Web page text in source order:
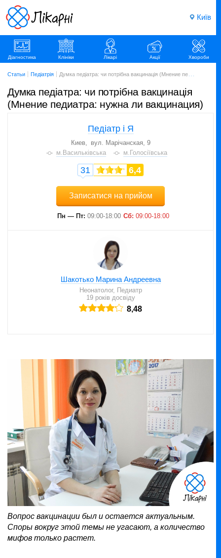
Київ
Діагностика Клініки Лікарі Акції Хвороби
Статьи Педіатрія Думка педіатра: чи потрібна вакцинація (Мнение педиатра: нужна ли вакцинация)
Думка педіатра: чи потрібна вакцинація
(Мнение педиатра: нужна ли вакцинация)
Педіатр і Я
Киев
вул. Марічанская, 9
м.Васильківська
м.Голосіївська
31 6,4
Записатися на прийом
Пн — Пт: 09:00-18:00 Сб: 09:00-18:00
Шакотько Марина Андреевна
Неонатолог, Педиатр
19 років досвіду
8,48
Вопрос вакцинации был и остается актуальным.
Споры вокруг этой темы не угасают, а количество
мифов только растет.